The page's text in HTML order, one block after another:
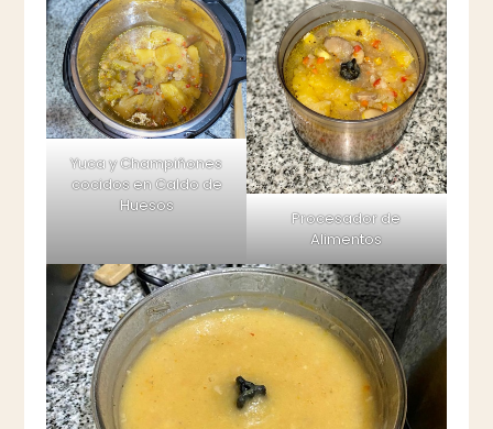
Yuca y Champiñones
cocidos en Caldo de
Huesos
Procesador de
Alimentos